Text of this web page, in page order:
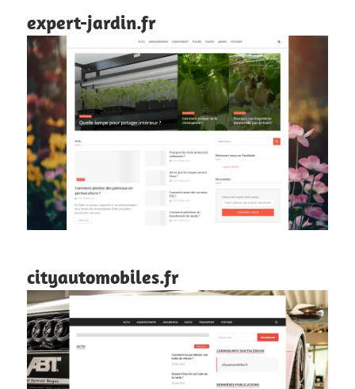
expert-jardin.fr
cityautomobiles.fr